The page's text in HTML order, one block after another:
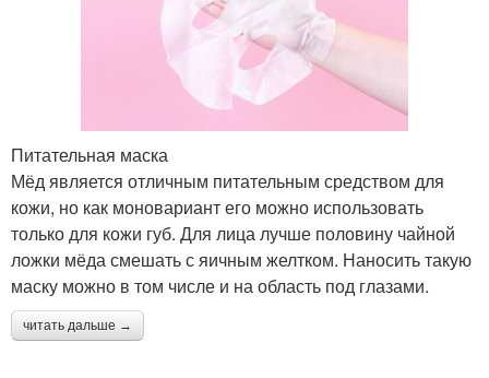
Питательная маска
Мёд является отличным питательным средством для
кожи, но как моновариант его можно использовать
только для кожи губ. Для лица лучше половину чайной
ложки мёда смешать с яичным желтком. Наносить такую
маску можно в том числе и на область под глазами.
читать дальше →